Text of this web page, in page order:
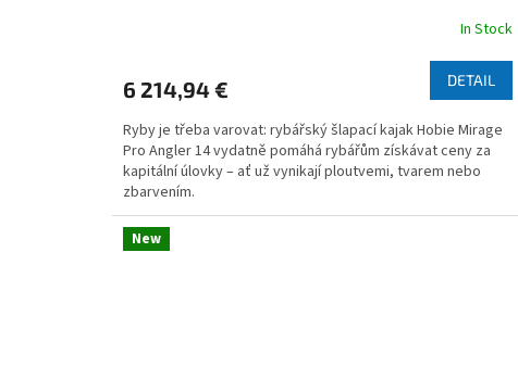
rating
3,8
out
of
5
stars.
In Stock
6 214,94 € DETAIL
Ryby je třeba varovat: rybářský šlapací kajak Hobie Mirage
Pro Angler 14 vydatně pomáhá rybářům získávat ceny za
kapitální úlovky – ať už vynikají ploutvemi, tvarem nebo
zbarvením.
New